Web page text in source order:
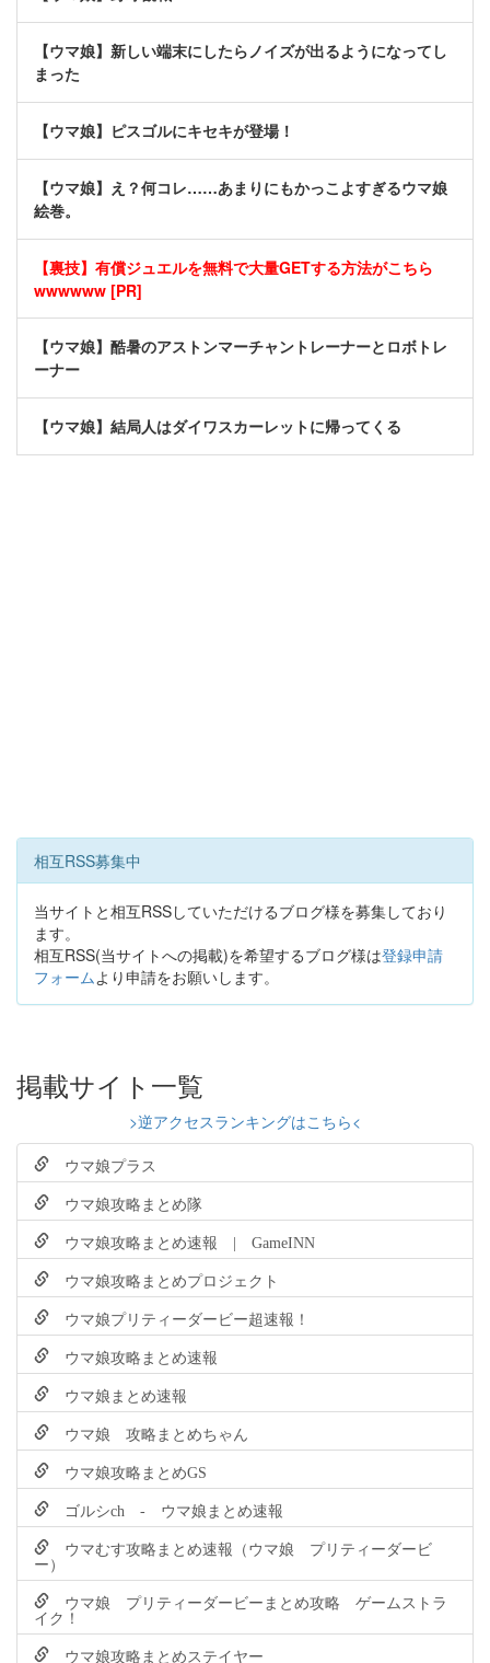
【ウマ娘】新しい端末にしたらノイズが出るようになってし
まった
【ウマ娘】ピスゴルにキセキが登場！
【ウマ娘】え？何コレ……あまりにもかっこよすぎるウマ娘
絵巻。
【裏技】有償ジュエルを無料で大量GETする方法がこちら
wwwwww [PR]
【ウマ娘】酷暑のアストンマーチャントレーナーとロボトレ
ーナー
【ウマ娘】結局人はダイワスカーレットに帰ってくる
相互RSS募集中
当サイトと相互RSSしていただけるブログ様を募集しており
ます。
相互RSS(当サイトへの掲載)を希望するブログ様は登録申請
フォームより申請をお願いします。
掲載サイト一覧
>逆アクセスランキングはこちら<
ウマ娘プラス
ウマ娘攻略まとめ隊
ウマ娘攻略まとめ速報 | GameINN
ウマ娘攻略まとめプロジェクト
ウマ娘プリティーダービー超速報！
ウマ娘攻略まとめ速報
ウマ娘まとめ速報
ウマ娘 攻略まとめちゃん
ウマ娘攻略まとめGS
ゴルシch - ウマ娘まとめ速報
ウマむす攻略まとめ速報（ウマ娘 プリティーダービ
ー）
ウマ娘 プリティーダービーまとめ攻略 ゲームストラ
イク！
ウマ娘攻略まとめステイヤー